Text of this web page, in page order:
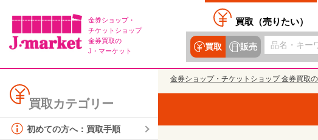
金券ショップ・
チケットショップ
金券買取の
J・マーケット
買取（売りたい）
買取 販売
買取カテゴリー
初めての方へ：買取手順
金券ショップ・チケットショップ 金券買取